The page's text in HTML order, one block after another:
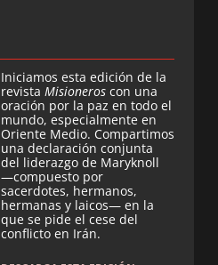
Iniciamos esta edición de la
revista Misioneros con una
oración por la paz en todo el
mundo, especialmente en
Oriente Medio. Compartimos
una declaración conjunta
del liderazgo de Maryknoll
—compuesto por
sacerdotes, hermanos,
hermanas y laicos— en la
que se pide el cese del
conflicto en Irán.